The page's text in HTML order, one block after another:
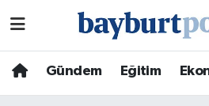
Gündem Eğitim